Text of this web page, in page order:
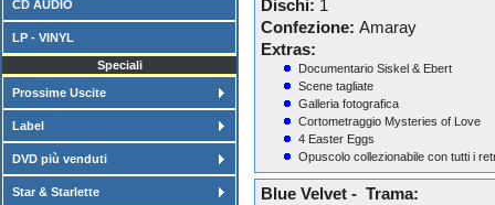
CD AUDIO
LP - VINYL
Speciali
Prossime Uscite
Label
DVD più venduti
Star & Starlette
Dischi: 1
Confezione: Amaray
Extras:
Documentario Siskel & Ebert
Scene tagliate
Galleria fotografica
Cortometraggio Mysteries of Love
4 Easter Eggs
Opuscolo collezionabile con tutti i
Blue Velvet - Trama: